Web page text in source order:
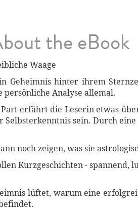
the eBook
Waage
Geheimnis hinter ihrem
persönliche Analyse allemal.
erfährt die Leserin etwas
Selbsterkenntnis sein. Durch
noch zeigen, was sie
Kurzgeschichten - spannend,
lüftet, warum eine